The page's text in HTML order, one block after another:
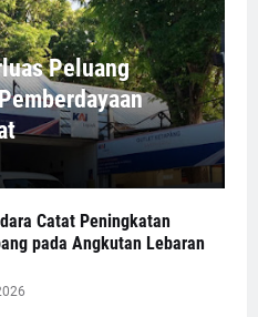
Peluang
Catat Peningkatan
pada Angkutan Lebaran